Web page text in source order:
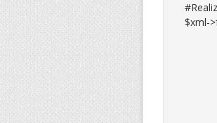
$xml-